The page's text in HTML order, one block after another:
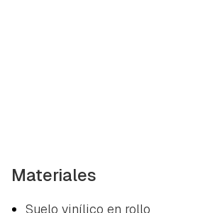
Materiales
Suelo vinílico en rollo